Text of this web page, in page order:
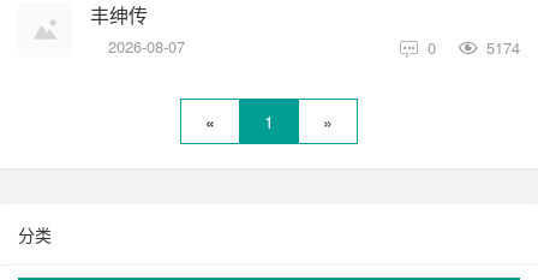
丰绅传
2026-08-07 0  5174
« 1 »
分类